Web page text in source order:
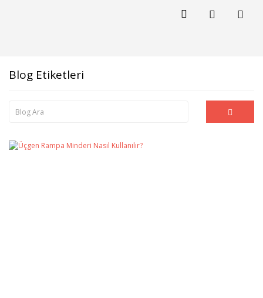
Blog Etiketleri